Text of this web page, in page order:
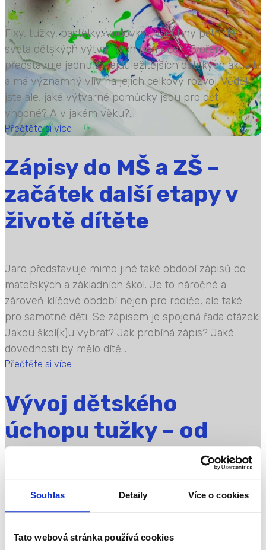
Souhlas Detaily Více o cookies
Tato webová stránka používá cookies
Fixy, tužky, pastelky, vodovky… všechny patří do
světa dětských výtvarných pomůcek. Tvoření
představuje jednu z nejdůležitějších dětských aktivit
a má významný vliv na jejich celkový rozvoj. Věděli
jste ale, jaké výtvarné pomůcky jsou pro děti
vhodné? A v jakém věku?...
Přečtěte si více
Zápisy do MŠ a ZŠ –
začátek další etapy v
životě dítěte
Jaro představuje mimo jiné také období zápisů do
mateřských a základních škol. Je to náročné a
zároveň klíčové období nejen pro rodiče, ale také
pro samotné děti. Se zápisem je spojená řada otázek:
Jakou škol(k)u vybrat? Jak probíhá zápis? Jaké
dovednosti by mělo dítě...
Přečtěte si více
Vývoj dětského
úchopu tužky – od
prvního tahu až k
psaní
Dětská tvorba je kreativní proces, který úzce souvisí